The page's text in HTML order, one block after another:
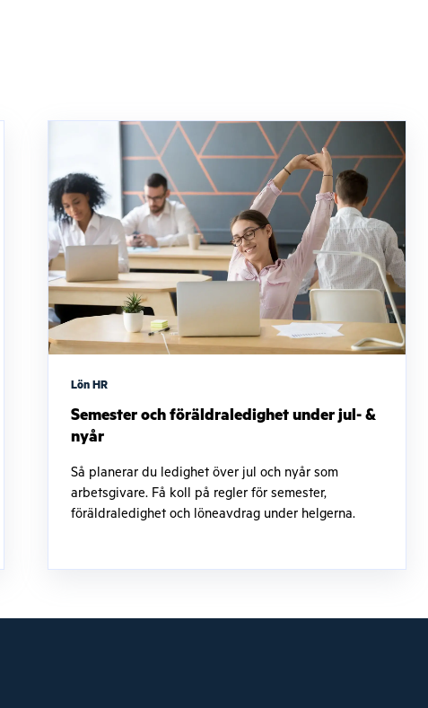
Lön HR
Semester och föräldraledighet under jul- &
nyår
Så planerar du ledighet över jul och nyår som
arbetsgivare. Få koll på regler för semester,
föräldraledighet och löneavdrag under helgerna.